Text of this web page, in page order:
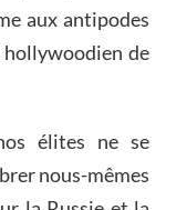
aux antipodes
de
élites ne se
nous-mêmes